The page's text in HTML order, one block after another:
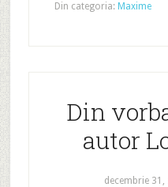
Din categoria: Maxime
Din
autor
decembrie 31,